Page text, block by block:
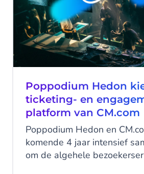
Poppodium Hedon
ticketing- en
platform van CM.com
Poppodium Hedon en
komende 4 jaar intensief
om de algehele